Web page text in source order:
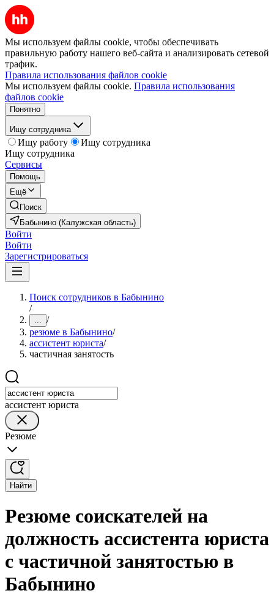
Мы используем файлы cookie, чтобы обеспечивать
правильную работу нашего веб-сайта и анализировать сетевой
трафик.
Правила использования файлов cookie
Мы используем файлы cookie. Правила использования
файлов cookie
Понятно
Ищу сотрудника
Ищу работу
Ищу сотрудника
Ищу сотрудника
Сервисы
Помощь
Ещё
Поиск
Бабынино (Калужская область)
Войти
Войти
Зарегистрироваться
Поиск сотрудников в Бабынино
/
... /
резюме в Бабынино/
ассистент юриста/
частичная занятость
ассистент юриста
Резюме
Найти
Резюме соискателей на
должность ассистента юриста
с частичной занятостью в
Бабынино